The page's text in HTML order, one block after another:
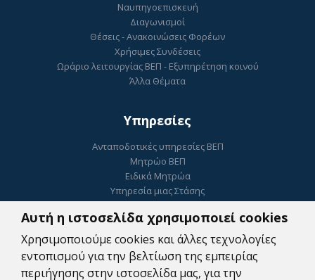
Αυτή η ιστοσελίδα χρησιμοποιεί cookies
Χρησιμοποιούμε cookies και άλλες τεχνολογίες
εντοπισμού για την βελτίωση της εμπειρίας
περιήγησης στην ιστοσελίδα μας, για την
Ναυπηγοεπισκευή
Διαγωνισμοί
Θέσεις - Ανακοινώσεις Φορέων
Χρήσιμες Συνδέσεις
Ωράριο λειτουργίας ΒΕΠ - Εξυπηρέτηση κοινού
Άλλα Θέματα
Υπηρεσίες
Ανταποδοτικές υπηρεσίες ΒΕΠ
Μητρώο ΒΕΠ
Ειδικά Μητρώα
Υπηρεσία μιας Στάσης
Ηλεκτρονικό Επιμελητήριο
ΓΕΜΗ
Ψηφιακή Υπογραφή
Κατοχύρωση Εμπορικού Σήματος
Συμβουλευτικές Υπηρεσίες